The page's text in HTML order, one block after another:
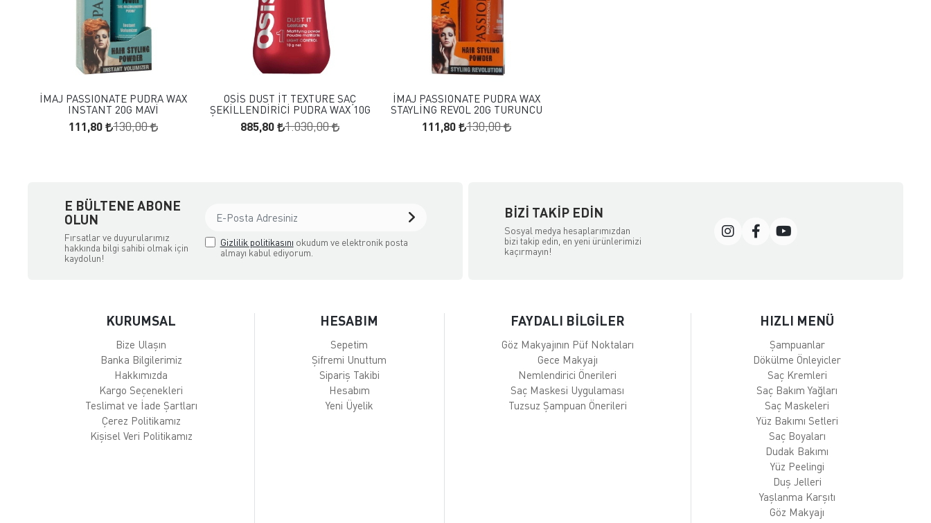
FAVORILERE EKLE
SEPETE EKLE
İMAJ PASSIONATE PUDRA WAX
INSTANT 20G MAVİ
111,80 130,00
FAVORILERE EKLE
SEPETE EKLE
OSİS DUST İT TEXTURE SAÇ
ŞEKİLLENDİRİCİ PUDRA WAX 10G
885,80 1.030,00
FAVORILERE EKLE
SEPETE EKLE
İMAJ PASSIONATE PUDRA WAX
STAYLİNG REVOL 20G TURUNCU
111,80 130,00
E BÜLTENE ABONE
OLUN
Fırsatlar ve duyurularımız
hakkında bilgi sahibi olmak için
kaydolun!
Gizlilik politikasını okudum ve elektronik posta
almayı kabul ediyorum.
BIZI TAKIP EDIN
Sosyal medya hesaplarımızdan
bizi takip edin, en yeni ürünlerimizi
kaçırmayın!
KURUMSAL
Bize Ulaşın
Banka Bilgilerimiz
Hakkımızda
Kargo Seçenekleri
Teslimat ve İade Şartları
Çerez Politikamız
Kişisel Veri Politikamız
HESABIM
Sepetim
Şifremi Unuttum
Sipariş Takibi
Hesabım
Yeni Üyelik
FAYDALI BİLGİLER
Göz Makyajının Püf Noktaları
Gece Makyajı
Nemlendirici Önerileri
Saç Maskesi Uygulaması
Tuzsuz Şampuan Önerileri
HIZLI MENÜ
Şampuanlar
Dökülme Önleyicler
Saç Kremleri
Saç Bakım Yağları
Saç Maskeleri
Yüz Bakımı Setleri
Saç Boyaları
Dudak Bakımı
Yüz Peelingi
Duş Jelleri
Yaşlanma Karşıtı
Göz Makyajı